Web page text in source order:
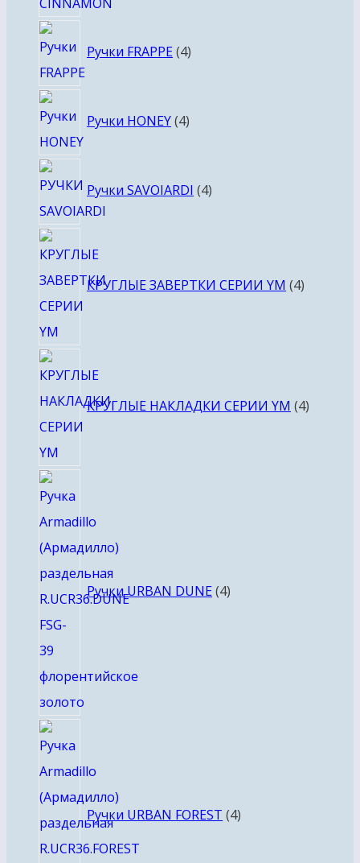
Ручки FRAPPE 4товара
Ручки HONEY 4товара
Ручки SAVOIARDI 4товара
КРУГЛЫЕ ЗАВЕРТКИ СЕРИИ YM 4
КРУГЛЫЕ НАКЛАДКИ СЕРИИ YM 4
Ручки URBAN DUNE 4
Ручки URBAN FOREST 4